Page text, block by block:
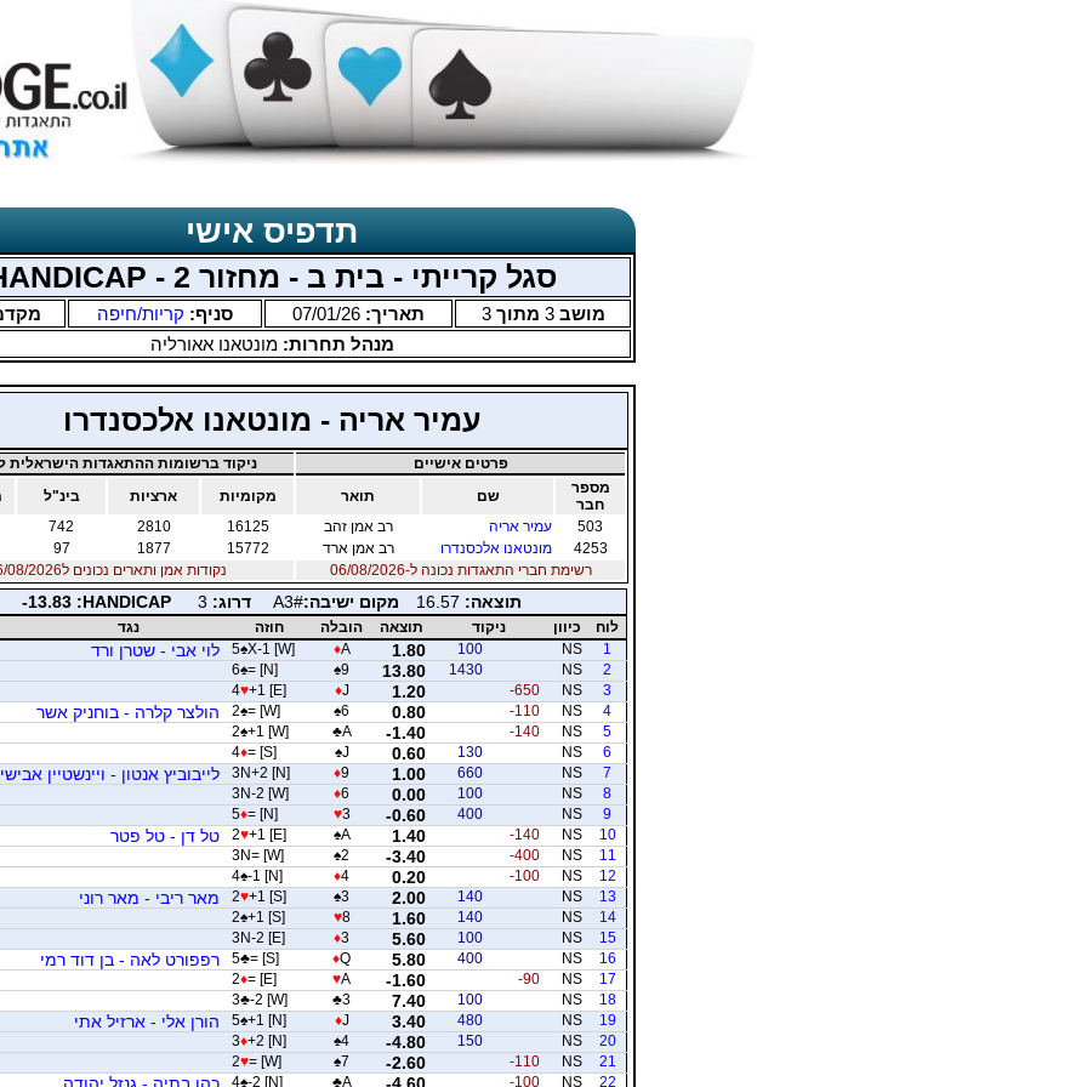
תדפיס אישי
סגל קרייתי - בית ב - מחזור 2 - HANDICAP
מושב3 מתוך3 תאריך: 07/01/26 סניף: קריות/חיפה
מנהל תחרות:מונטאנו אאורליה
עמיר אריה - מונטאנו אלכסנדרו
פרטים אישיים
ניקוד ברשומות ההתאגדות הישראלית
מספר
חבר
שם תואר מקומיות ארציות בינ"ל
503
עמיר אריה רב אמן זהב 16125
2810
742
4253
מונטאנו אלכסנדרו רב אמן ארד 15772
1877
97
רשימת חברי התאגדות נכונה ל-06/08/2026
נקודות אמן ותארים נכונים ל06/08/2026
תוצאה: 16.57 מקום ישיבה:A3# דרוג: 3
PACIDNAH:
-13.83
לוח כיוון ניקוד תוצאה הובלה חוזה
נגד
1
NS
100
1.80
♦A
5♠X-1 [W] לוי אבי - שטרן ורד
2
NS
1430
13.80
♠9
6♠= [N]
3
NS
-650
1.20
♦J
4♥+1 [E]
4
NS
-110
0.80
♠6
2♠= [W] הולצר קלרה - בוחניק אשר
5
NS
-140
-1.40
♣A
2♠+1 [W]
6
NS
130
0.60
♠J
4♦= [S]
7
NS
660
1.00
♦9
3N+2 [N] לייבוביץ אנטון - ויינשטיין אבישי
8
NS
100
0.00
♦6
3N-2 [W]
9
NS
400
-0.60
♥3
5♦= [N]
10
NS
-140
1.40
♠A
2♥+1 [E] טל דן - טל פטר
11
NS
-400
-3.40
♠2
3N= [W]
12
NS
-100
0.20
♦4
4♠-1 [N]
13
NS
140
2.00
♠3
2♥+1 [S] מאר ריבי - מאר רוני
14
NS
140
1.60
♥8
2♠+1 [S]
15
NS
100
5.60
♦3
3N-2 [E]
16
NS
400
5.80
♦Q
5♣= [S] רפפורט לאה - בן דוד רמי
17
NS
-90
-1.60
♥A
2♦= [E]
18
NS
100
7.40
♣3
3♣-2 [W]
19
NS
480
3.40
♦J
5♠+1 [N] הורן אלי - ארזיל אתי
20
NS
150
-4.80
♠4
3♦+2 [N]
21
NS
-110
-2.60
♠7
2♥= [W]
22
NS
-100
-4.60
♣A
4♠-2 [N] כהן בתיה - גנזל יהודה